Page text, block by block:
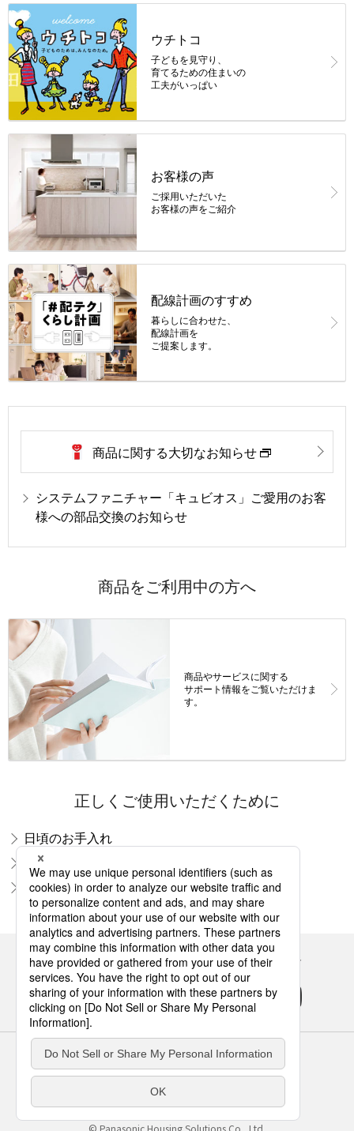
ウチトコ
子どもを見守り、
育てるための住まいの
工夫がいっぱい
お客様の声
ご採用いただいた
お客様の声をご紹介
配線計画のすすめ
暮らしに合わせた、
配線計画を
ご提案します。
商品に関する大切なお知らせ
システムファニチャー「キュビオス」ご愛用のお客
様への部品交換のお知らせ
商品をご利用中の方へ
商品やサービスに関する
サポート情報をご覧いただけま
す。
正しくご使用いただくために
日頃のお手入れ
安心してお使いいただくために
住まいのメンテナンス
Panasonicの住まい・くらし SNSアカウント
サイトのご利用にあたって
クッキーポリシー
個人情報保護方針
パナソニック ホールディングス
Area/Country
パナソニック ハウジングソリューションズ株式会社